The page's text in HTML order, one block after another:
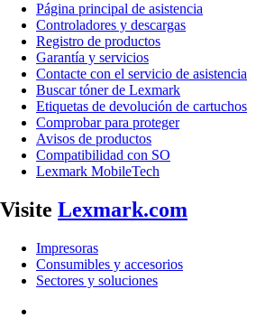
Página principal de asistencia
Controladores y descargas
Registro de productos
Garantía y servicios
Contacte con el servicio de asistencia
Buscar tóner de Lexmark
Etiquetas de devolución de cartuchos
Comprobar para proteger
Avisos de productos
Compatibilidad con SO
Lexmark MobileTech
Visite Lexmark.com
Impresoras
Consumibles y accesorios
Sectores y soluciones